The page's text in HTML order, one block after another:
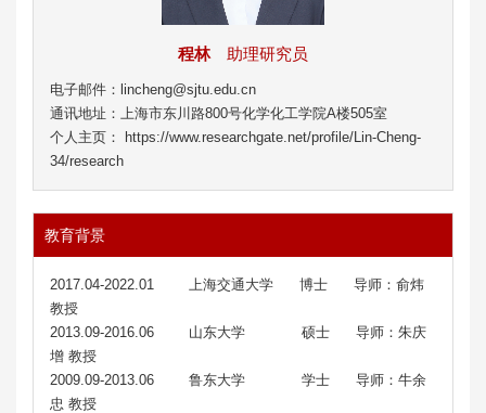
程林 助理研究员
电子邮件：lincheng@sjtu.edu.cn
通讯地址：上海市东川路800号化学化工学院A楼505室
个人主页： https://www.researchgate.net/profile/Lin-Cheng-
34/research
教育背景
2017.04-2022.01 上海交通大学 博士 导师：俞炜
教授
2013.09-2016.06 山东大学 硕士 导师：朱庆
增 教授
2009.09-2013.06 鲁东大学 学士 导师：牛余
忠 教授